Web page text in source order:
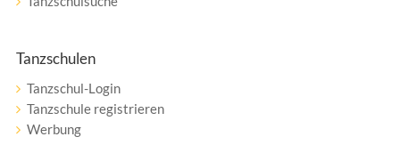
Tanzschulen
Tanzschul-Login
Tanzschule registrieren
Werbung